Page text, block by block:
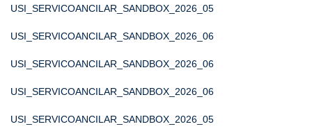
USI_SERVICOANCILAR_SANDBOX_2026_05
USI_SERVICOANCILAR_SANDBOX_2026_06
USI_SERVICOANCILAR_SANDBOX_2026_06
USI_SERVICOANCILAR_SANDBOX_2026_06
USI_SERVICOANCILAR_SANDBOX_2026_05